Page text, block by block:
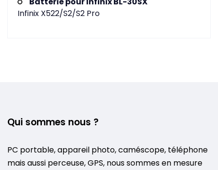
Infinix X522/S2/S2 Pro
Qui sommes nous ?
PC portable, appareil photo, caméscope, téléphone
mais aussi perceuse, GPS, nous sommes en mesure